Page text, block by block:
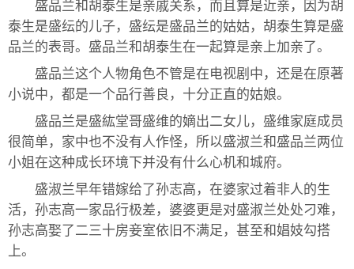
盛品兰和胡泰生是亲戚关系，而且算是近亲，因为胡
泰生是盛纭的儿子，盛纭是盛品兰的姑姑，胡泰生算是盛
品兰的表哥。盛品兰和胡泰生在一起算是亲上加亲了。
盛品兰这个人物角色不管是在电视剧中，还是在原著
小说中，都是一个品行善良，十分正直的姑娘。
盛品兰是盛紘堂哥盛维的嫡出二女儿，盛维家庭成员
很简单，家中也不没有人作怪，所以盛淑兰和盛品兰两位
小姐在这种成长环境下并没有什么心机和城府。
盛淑兰早年错嫁给了孙志高，在婆家过着非人的生
活，孙志高一家品行极差，婆婆更是对盛淑兰处处刁难，
孙志高娶了二三十房妾室依旧不满足，甚至和娼妓勾搭
上。